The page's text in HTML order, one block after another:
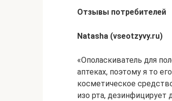
Отзывы потребителей
Natasha (vseotzyvy.ru)
«Ополаскиватель для
аптеках, поэтому я то
косметическое
изо рта, дезинфицирует